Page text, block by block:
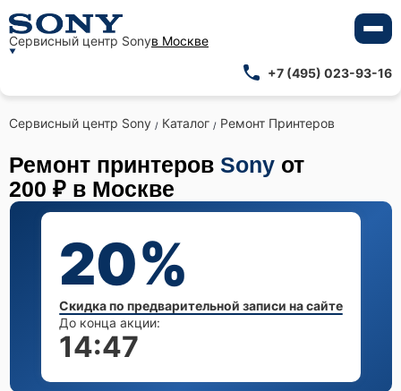
Сервисный центр Sonyв Москве
+7 (495) 023-93-16
Сервисный центр Sony / Каталог / Ремонт Принтеров
Ремонт принтеров Sony от
200 ₽ в Москве
20%
Скидка по предварительной записи на сайте
До конца акции:
14:46